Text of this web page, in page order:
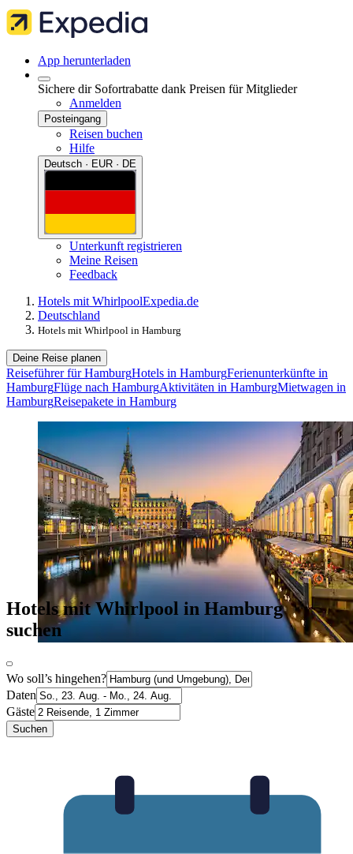
App herunterladen
Sichere dir Sofortrabatte dank Preisen für Mitglieder
Anmelden
Posteingang
Reisen buchen
Hilfe
Deutsch · EUR · DE
Unterkunft registrieren
Meine Reisen
Feedback
Hotels mit WhirlpoolExpedia.de
Deutschland
Hotels mit Whirlpool in Hamburg
Deine Reise planen
Reiseführer für HamburgHotels in HamburgFerienunterkünfte in
HamburgFlüge nach HamburgAktivitäten in HamburgMietwagen in
HamburgReisepakete in Hamburg
Hotels mit Whirlpool in Hamburg
suchen
Wo soll’s hingehen?
Daten
Gäste
Suchen